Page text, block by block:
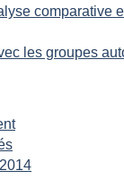
comparative
les groupes